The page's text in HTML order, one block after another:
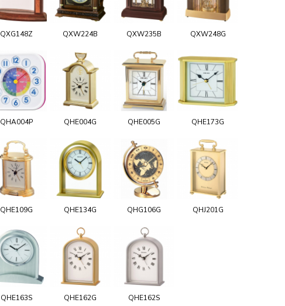
QXG148Z QXW224B QXW235B QXW248G
QHA004P QHE004G QHE005G QHE173G
QHE109G QHE134G QHG106G QHJ201G
QHE163S QHE162G QHE162S